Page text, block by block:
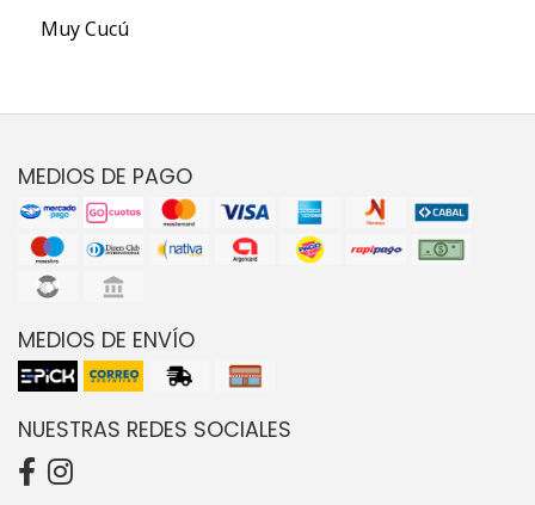
Muy Cucú
MEDIOS DE PAGO
MEDIOS DE ENVÍO
NUESTRAS REDES SOCIALES